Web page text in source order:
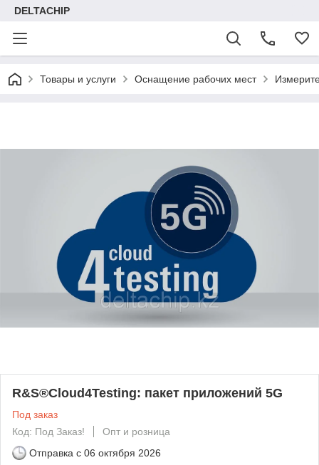
DELTACHIP
Товары и услуги Оснащение рабочих мест
R&S®Cloud4Testing: пакет приложений 5G
Под заказ
Код: Под Заказ!
Опт и розница
Отправка с 06 октября 2026